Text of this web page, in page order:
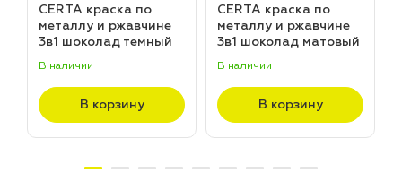
CERTA краска по
металлу и ржавчине
3в1 шоколад темный
(20,0кг)
В наличии
В корзину
CERTA краска по
металлу и ржавчине
3в1 шоколад матовый
В наличии
В корзину